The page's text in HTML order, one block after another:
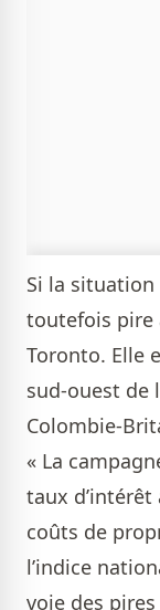
Si la
toutefois pire
Toronto. Elle
sud-ouest de
Colombie-
« La
taux d’intérêt
coûts de
l’indice
voie des